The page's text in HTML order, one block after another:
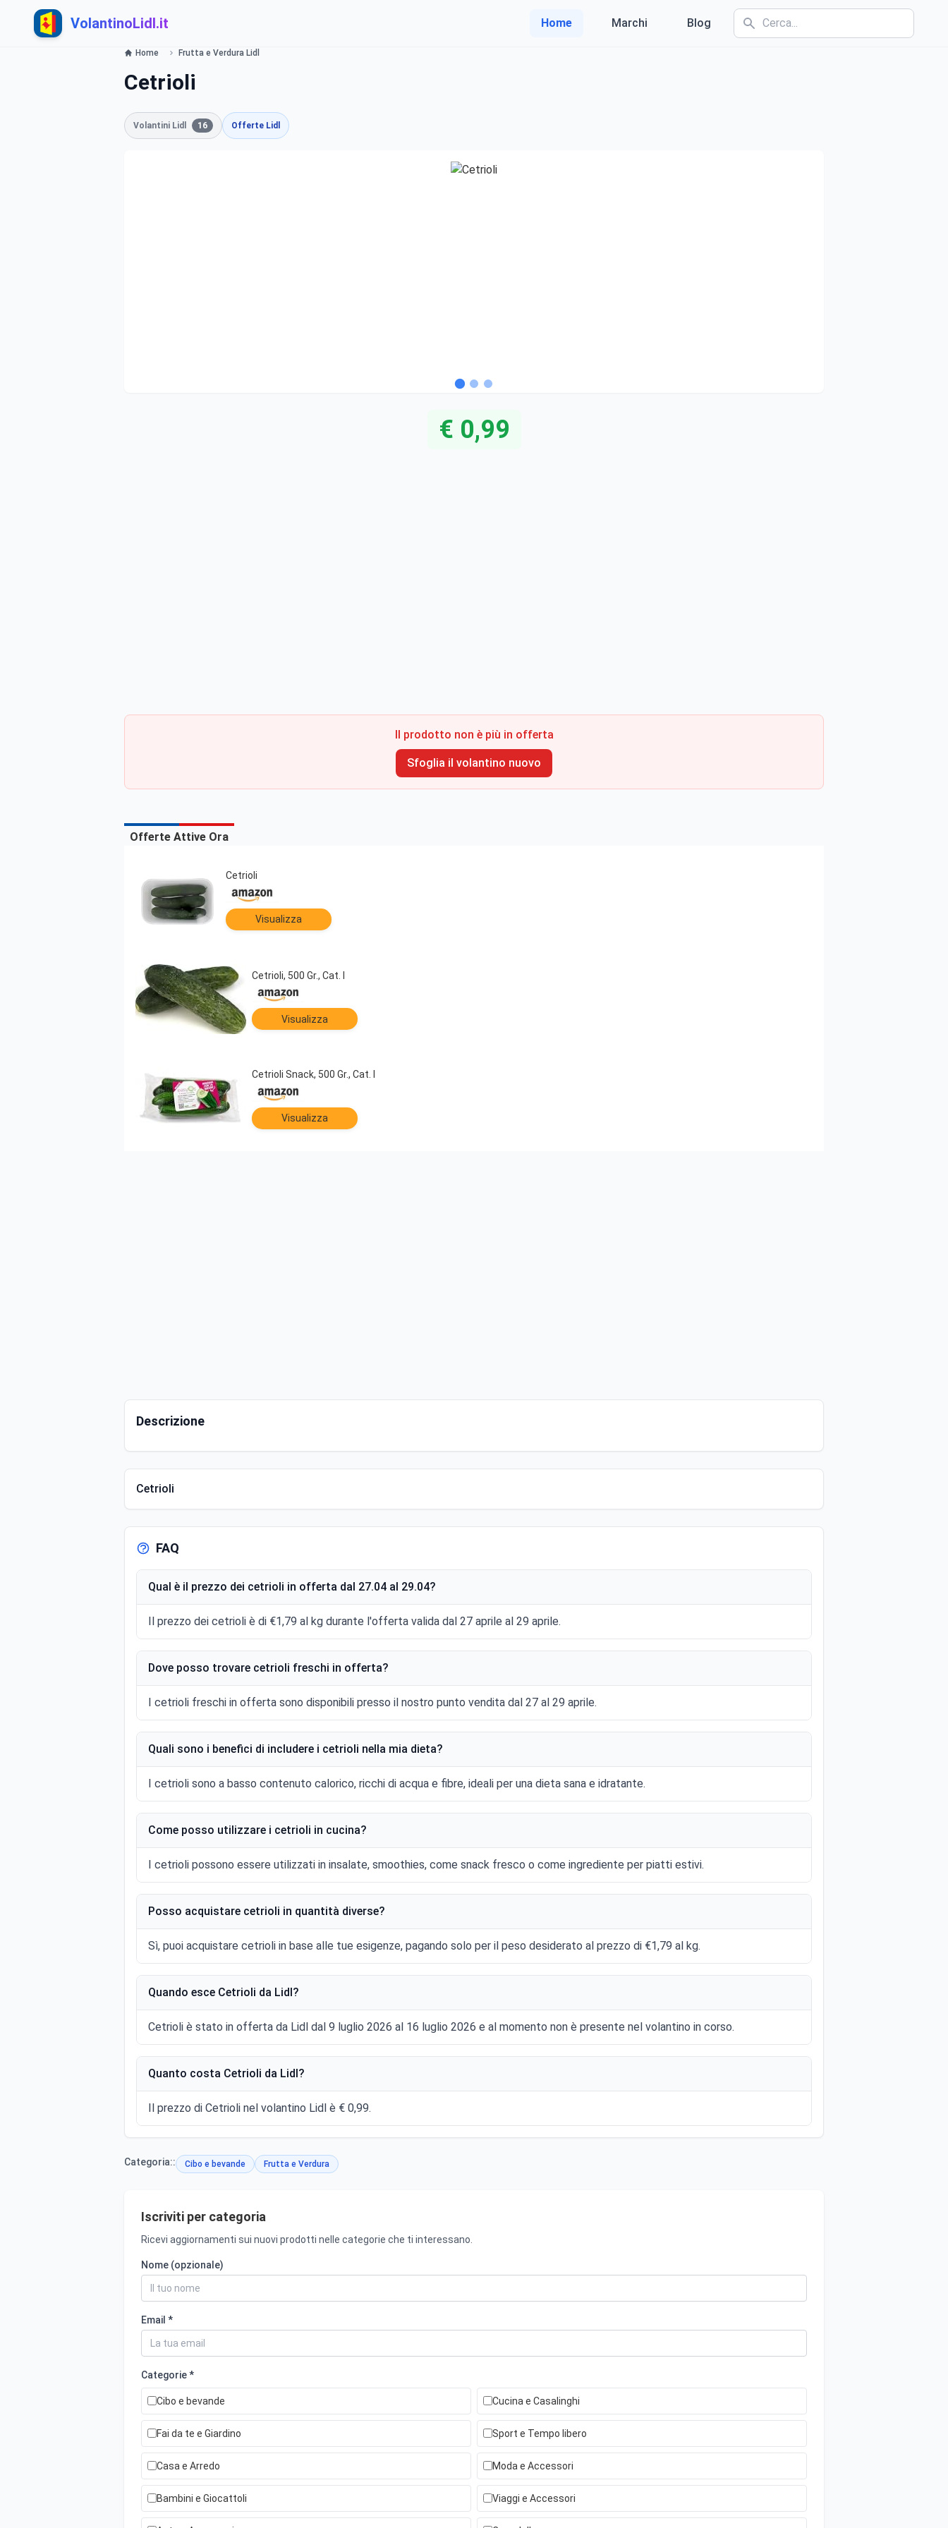
VolantinoLidl.it Home Marchi Blog
Home Frutta e Verdura Lidl
Cetrioli
Volantini Lidl 16 Offerte Lidl
€ 0,99
Il prodotto non è più in offerta
Sfoglia il volantino nuovo
Offerte Attive Ora
Cetrioli
Visualizza
Cetrioli, 500 Gr., Cat. I
Visualizza
Cetrioli Snack, 500 Gr., Cat. I
Visualizza
Descrizione
Cetrioli
FAQ
Qual è il prezzo dei cetrioli in offerta dal 27.04 al 29.04?
Il prezzo dei cetrioli è di €1,79 al kg durante l'offerta valida dal 27 aprile al 29 aprile.
Dove posso trovare cetrioli freschi in offerta?
I cetrioli freschi in offerta sono disponibili presso il nostro punto vendita dal 27 al 29 aprile.
Quali sono i benefici di includere i cetrioli nella mia dieta?
I cetrioli sono a basso contenuto calorico, ricchi di acqua e fibre, ideali per una dieta sana e idratante.
Come posso utilizzare i cetrioli in cucina?
I cetrioli possono essere utilizzati in insalate, smoothies, come snack fresco o come ingrediente per piatti estivi.
Posso acquistare cetrioli in quantità diverse?
Sì, puoi acquistare cetrioli in base alle tue esigenze, pagando solo per il peso desiderato al prezzo di €1,79 al kg.
Quando esce Cetrioli da Lidl?
Cetrioli è stato in offerta da Lidl dal 9 luglio 2026 al 16 luglio 2026 e al momento non è presente nel volantino in corso.
Quanto costa Cetrioli da Lidl?
Il prezzo di Cetrioli nel volantino Lidl è € 0,99.
Categoria:: Cibo e bevande Frutta e Verdura
Iscriviti per categoria
Ricevi aggiornamenti sui nuovi prodotti nelle categorie che ti interessano.
Nome (opzionale)
Email *
Categorie *
Cibo e bevande Cucina e Casalinghi
Fai da te e Giardino Sport e Tempo libero
Casa e Arredo Moda e Accessori
Bambini e Giocattoli Viaggi e Accessori